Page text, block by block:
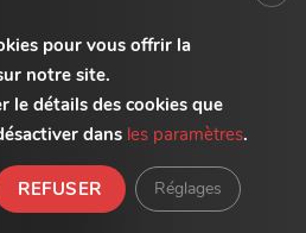
de 9h à 18h
Tous droits réservés - 2021
- Multimed Solutions
pour vous offrir la
notre site.
le détails des cookies que
dans les paramètres.
REFUSER Réglages